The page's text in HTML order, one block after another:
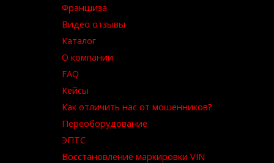
Франшиза
Видео отзывы
Каталог
О компании
FAQ
Кейсы
Как отличить нас от мошенников?
Переоборудование
ЭПТС
Восстановление маркировки VIN